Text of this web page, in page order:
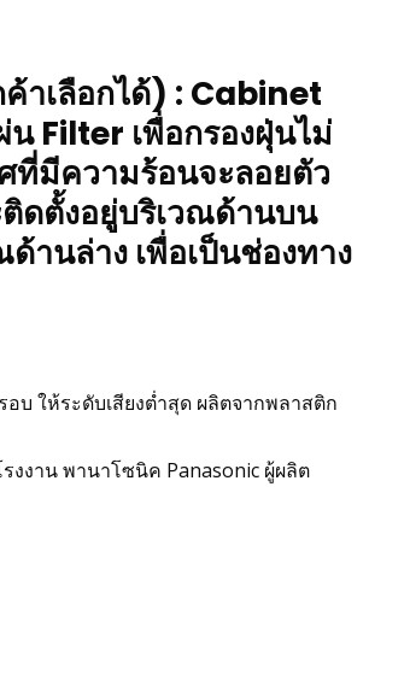
าเลือกได้) : Cabinet
Filter เพื่อกรองฝุ่นไม่
ที่มีความร้อนจะลอยตัว
ดตั้งอยู่บริเวณด้านบน
านล่าง เพื่อเป็นช่องทาง
บ ให้ระดับเสียงต่ำสุด ผลิตจากพลาสติก
งงาน พานาโซนิค Panasonic ผู้ผลิต